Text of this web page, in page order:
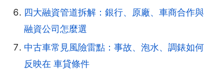
四大融資管道拆解：銀行、原廠、車商合作與
融資公司怎麼選
中古車常見風險雷點：事故、泡水、調錶如何
反映在 車貸條件